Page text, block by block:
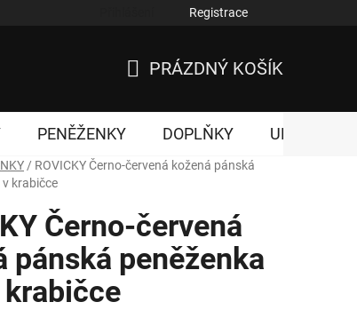
Registrace
KOŠÍK
PRÁZDNÝ KOŠÍK
PENĚŽENKY DOPLŇKY UNISEX
/ ROVICKY Černo-červená kožená pánská
v krabičce
Černo-červená
pánská peněženka
krabičce